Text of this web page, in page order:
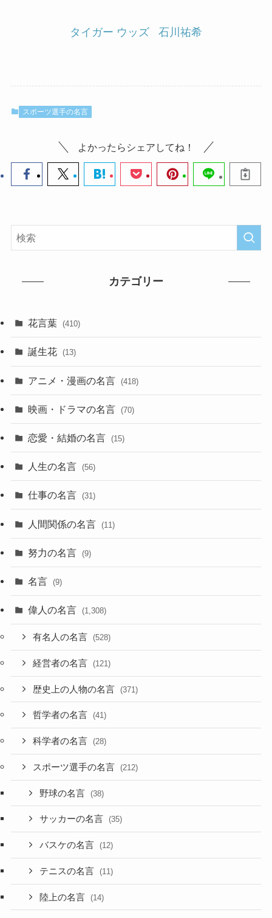
タイガー ウッズ 石川祐希
スポーツ選手の名言
よかったらシェアしてね！
カテゴリー
花言葉 (410)
誕生花 (13)
アニメ・漫画の名言 (418)
映画・ドラマの名言 (70)
恋愛・結婚の名言 (15)
人生の名言 (56)
仕事の名言 (31)
人間関係の名言 (11)
努力の名言 (9)
名言 (9)
偉人の名言 (1,308)
有名人の名言 (528)
経営者の名言 (121)
歴史上の人物の名言 (371)
哲学者の名言 (41)
科学者の名言 (28)
スポーツ選手の名言 (212)
野球の名言 (38)
サッカーの名言 (35)
バスケの名言 (12)
テニスの名言 (11)
陸上の名言 (14)